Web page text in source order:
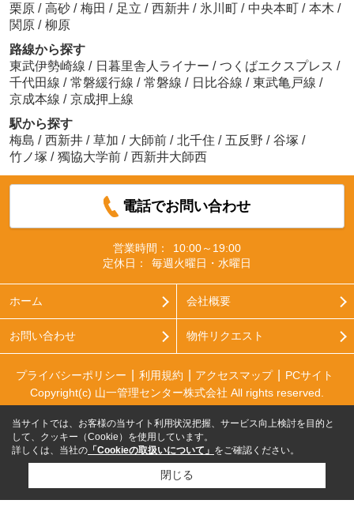
栗原 / 高砂 / 梅田 / 足立 / 西新井 / 氷川町 / 中央本町 / 本木 /
関原 / 柳原
路線から探す
東武伊勢崎線 / 日暮里舎人ライナー / つくばエクスプレス /
千代田線 / 常磐緩行線 / 常磐線 / 日比谷線 / 東武亀戸線 /
京成本線 / 京成押上線
駅から探す
梅島 / 西新井 / 草加 / 大師前 / 北千住 / 五反野 / 谷塚 /
竹ノ塚 / 獨協大学前 / 西新井大師西
電話でお問い合わせ
営業時間：
10:00～19:00
定休日：
毎週火曜日・水曜日
ホーム 会社概要
お問い合わせ 物件リクエスト
プライバシーポリシー 利用規約 アクセスマップ
PCサイト
Copyright(c) 山一管理センター株式会社 All rights reserved.
当サイトでは、お客様の当サイト利用状況把握、サービス向上検討を目的と
して、クッキー（Cookie）を使用しています。
詳しくは、当社の 「Cookieの取扱いについて」 をご確認ください。
閉じる